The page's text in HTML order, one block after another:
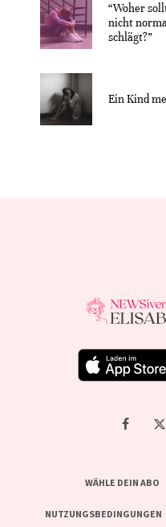
“Woher
nicht
schlägt?”
Ein Kind
WÄHLE DEIN ABO
NUTZUNGSBEDINGUNGEN